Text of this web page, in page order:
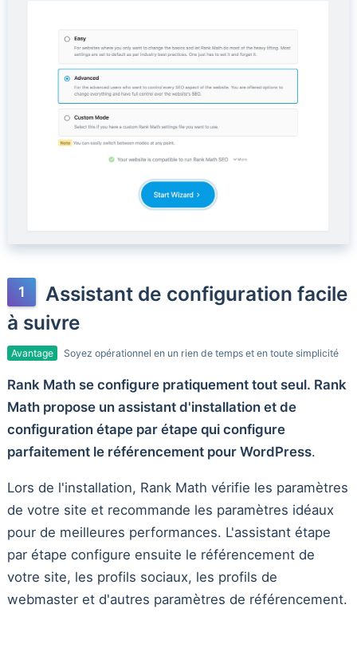
Assistant de configuration facile
à suivre
Avantage Soyez opérationnel en un rien de temps et en toute simplicité
Rank Math se configure pratiquement tout seul. Rank
Math propose un assistant d'installation et de
configuration étape par étape qui configure
parfaitement le référencement pour WordPress.
Lors de l'installation, Rank Math vérifie les paramètres
de votre site et recommande les paramètres idéaux
pour de meilleures performances. L'assistant étape
par étape configure ensuite le référencement de
votre site, les profils sociaux, les profils de
webmaster et d'autres paramètres de référencement.